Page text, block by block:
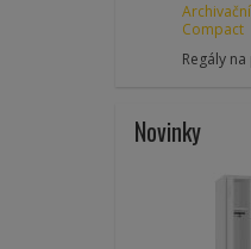
Compact
Regály
Novinky